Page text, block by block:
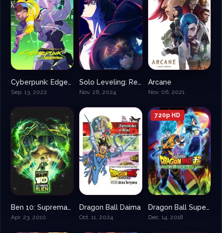
8.508Cyberpunk: Edgerunners
Sep. 13, 2022
8.4Solo Leveling: ReAwakening
Nov. 26, 2024
Arcane
Nov. 06, 2021
8.2Ben 10: Supremacía Alienígena
Apr. 23, 2010
8.3
Dragon Ball Daima
Oct. 11, 2024
7.7
720p HD
Dragon Ball Super: Broly
Dec. 14, 2018